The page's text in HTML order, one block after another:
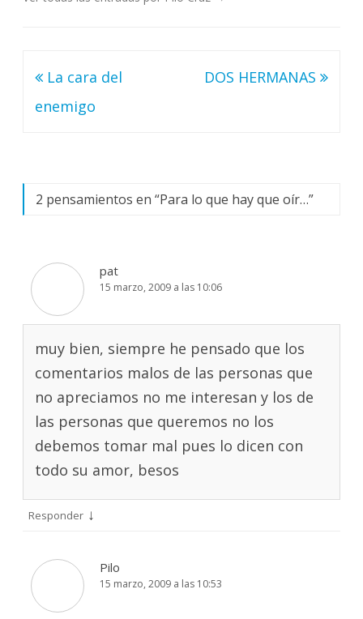
Navegación
de
La cara del
enemigo
DOS HERMANAS
2 pensamientos en “Para lo que hay que oír…”
pat
15 marzo, 2009 a las 10:06
muy bien, siempre he pensado que los
comentarios malos de las personas que
no apreciamos no me interesan y los de
las personas que queremos no los
debemos tomar mal pues lo dicen con
todo su amor, besos
Responder ↓
Pilo
15 marzo, 2009 a las 10:53